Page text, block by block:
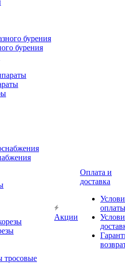
бурения
тросовые
Акции
Оплата и
доставка
оплаты